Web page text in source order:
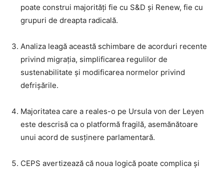
poate construi majorități fie cu S&D și Renew, fie cu
grupuri de dreapta radicală.
Analiza leagă această schimbare de acorduri recente
privind migrația, simplificarea regulilor de
sustenabilitate și modificarea normelor privind
defrișările.
Majoritatea care a reales-o pe Ursula von der Leyen
este descrisă ca o platformă fragilă, asemănătoare
unui acord de susținere parlamentară.
CEPS avertizează că noua logică poate complica și